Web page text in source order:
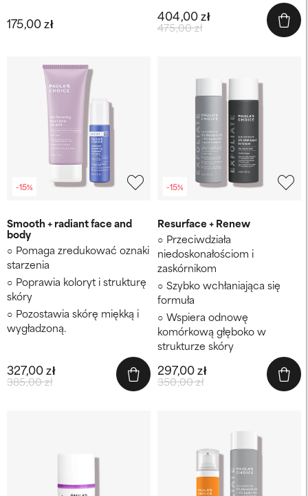
175,00 zł 475,00 zł
404,00 zł
-15%
Smooth + radiant face and
body
Pomaga zredukować oznaki
starzenia
Poprawia koloryt i strukturę
skóry
Pozostawia skórę miękką i
wygładzoną.
385,00 zł
327,00 zł
-15%
Resurface + Renew
Przeciwdziała
niedoskonałościom i
zaskórnikom
Szybko wchłaniająca się
formuła
Wspiera odnowę
komórkową głęboko w
strukturze skóry
350,00 zł
297,00 zł